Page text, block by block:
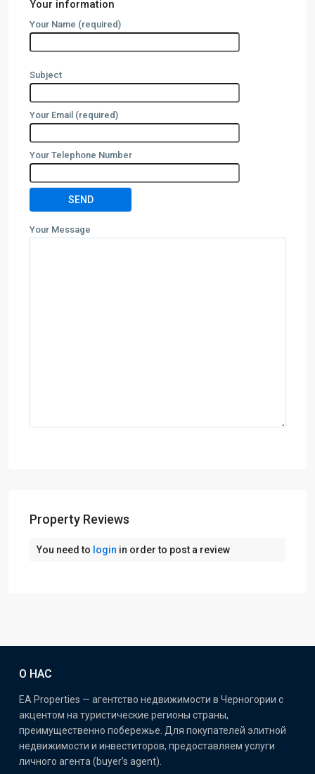
Your information
Your Name (required)
Subject
Your Email (required)
Your Telephone Number
Your Message
Property Reviews
You need to login in order to post a review
О НАС
EA Properties — агентство недвижимости в Черногории с
акцентом на туристические регионы страны,
преимущественно побережье. Для покупателей элитной
недвижимости и инвеститоров, предоставляем услуги
личного агента (buyer’s agent).